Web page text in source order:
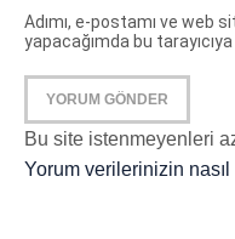
Adımı, e-postamı ve web
yapacağımda bu
Bu site istenmeyenleri
Yorum verilerinizin